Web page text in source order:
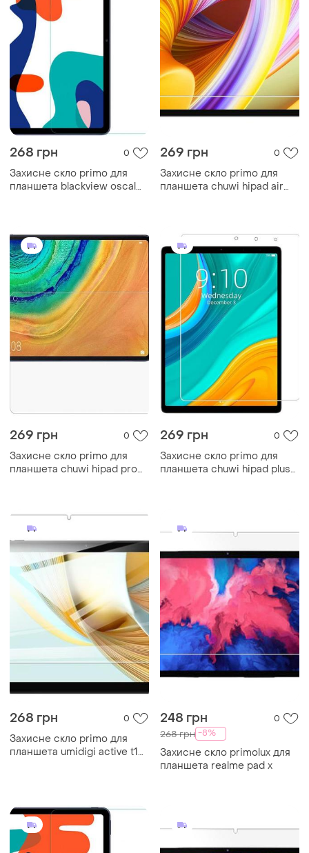
268 грн 0
Захисне скло primo для
планшета blackview oscal
269 грн 0
Захисне скло primo для
планшета chuwi hipad air
269 грн 0
Захисне скло primo для
планшета chuwi hipad pro
269 грн 0
Захисне скло primo для
планшета chuwi hipad plus
268 грн 0
Захисне скло primo для
планшета umidigi active t1
248 грн 0
268 грн -8%
Захисне скло primolux для
планшета realme pad x